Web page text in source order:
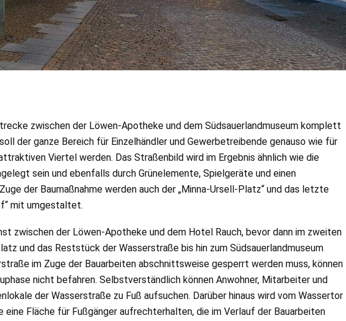
zwischen der Löwen-Apotheke und dem Südsauerlandmuseum komplett
der ganze Bereich für Einzelhändler und Gewerbetreibende genauso wie für
Viertel werden. Das Straßenbild wird im Ergebnis ähnlich wie die
sein und ebenfalls durch Grünelemente, Spielgeräte und einen
der Baumaßnahme werden auch der „Minna-Ursell-Platz“ und das letzte
mit umgestaltet.
zwischen der Löwen-Apotheke und dem Hotel Rauch, bevor dann im zweiten
und das Reststück der Wasserstraße bis hin zum Südsauerlandmuseum
im Zuge der Bauarbeiten abschnittsweise gesperrt werden muss, können
nicht befahren. Selbstverständlich können Anwohner, Mitarbeiter und
der Wasserstraße zu Fuß aufsuchen. Darüber hinaus wird vom Wassertor
eine Fläche für Fußgänger aufrechterhalten, die im Verlauf der Bauarbeiten